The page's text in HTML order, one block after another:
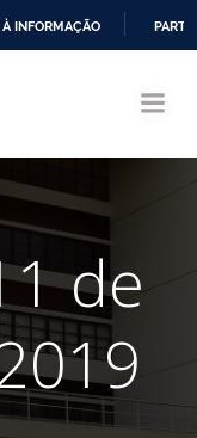
INFORMAÇÃO
de